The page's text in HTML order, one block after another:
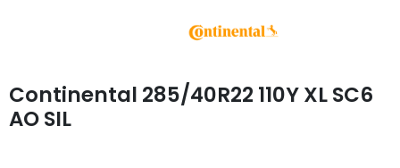
Continental 285/40R22 110Y XL SC6
AO SIL